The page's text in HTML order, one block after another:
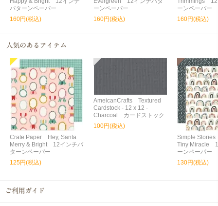
パターンペーパー
160円(税込)
ーンペーパー
160円(税込)
ーンペーパー
160円(税込)
Crate Paper Hey, Santa
Merry & Bright 12インチパ
ターンペーパー
125円(税込)
AmeicanCrafts Textured
Cardstock - 12 x 12 -
Charcoal カードストック
100円(税込)
Simple
Tiny Miracle
ーンペーパー
130円(税込)